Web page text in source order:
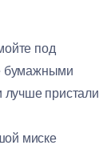
под
бумажными
пристали
миске